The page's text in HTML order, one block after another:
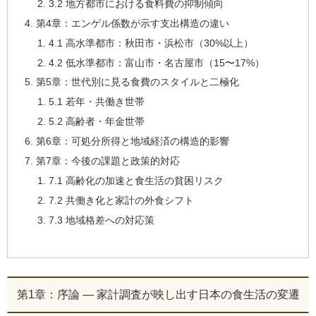
3.2 地方都市における食料費の抑制傾向
第4章：エンゲル係数が示す支出構造の違い
4.1 高水準都市：秋田市・浜松市（30%以上）
4.2 低水準都市：富山市・名古屋市（15〜17%）
第5章：世代別に見る食費のスタイルと二極化
5.1 若年・共働き世帯
5.2 高齢者・年金世帯
第6章：可処分所得と地域経済の構造的影響
第7章：今後の課題と政策的対応
7.1 高齢化の加速と食生活の貧困リスク
7.2 共働き化と家計の外食シフト
7.3 地域格差への対応策
第1章：序論 ― 家計調査が映し出す日本の食生活の変遷